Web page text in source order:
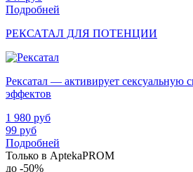
Подробней
РЕКСАТАЛ ДЛЯ ПОТЕНЦИИ
Рексатал — активирует сексуальную
эффектов
1 980 руб
99 руб
Подробней
Только в AptekaPROM
до -50%